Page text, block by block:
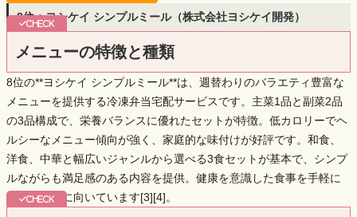
8位：ヨシケイ シンプルミール（株式会社ヨシケイ開発）
メニューの特徴と種類
8位の**ヨシケイ シンプルミール**は、 週替わりのバラエティ豊富な
メニューを提供する冷凍弁当宅配サービスです。主菜1品と副菜2品
の3品構成で、栄養バランスに優れたセットが特徴。低カロリーでヘ
ルシーなメニュー傾向が強く、家庭的な味付けが好評です。和食、
洋食、中華と幅広いジャンルから選べる3食セットが基本で、シンプ
ルながらも満足感のある内容を提供。健康を意識した食事を手軽に
摂りたい方に向いています[3][4]。